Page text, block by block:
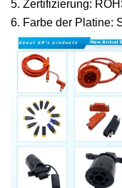
5. Zertifizierung:
6. Farbe der Platine: